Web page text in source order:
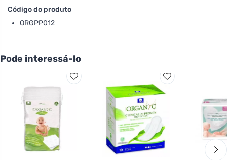
Código do produto
ORGPP012
Pode interessá-lo